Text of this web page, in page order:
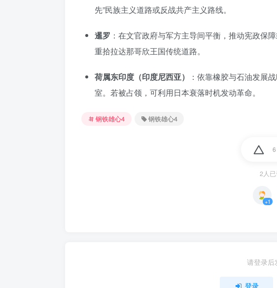
先”民族主义道路或反战共产主义路线。
暹罗 ：在文官政府与军方主导间平衡，推动宪政保
重拾拉达那哥欣王国传统道路。
荷属东印度（印度尼西亚）
：依靠橡胶与石油发展
室。若被占领，可利用日本衰落时机发动革命。
钢铁雄心4 钢铁雄心4
6
2人
+1
请登录后
登录